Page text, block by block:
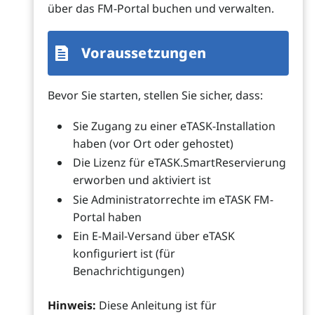
über das FM-Portal buchen und verwalten.
Voraussetzungen
Bevor Sie starten, stellen Sie sicher, dass:
Sie Zugang zu einer eTASK-Installation
haben (vor Ort oder gehostet)
Die Lizenz für eTASK.SmartReservierung
erworben und aktiviert ist
Sie Administratorrechte im eTASK FM-
Portal haben
Ein E-Mail-Versand über eTASK
konfiguriert ist (für
Benachrichtigungen)
Hinweis: Diese Anleitung ist für